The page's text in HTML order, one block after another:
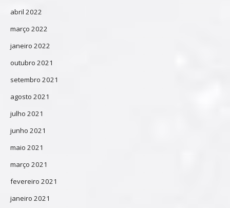
abril 2022
março 2022
janeiro 2022
outubro 2021
setembro 2021
agosto 2021
julho 2021
junho 2021
maio 2021
março 2021
fevereiro 2021
janeiro 2021